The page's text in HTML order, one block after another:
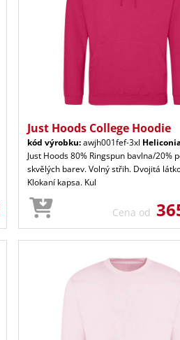
Just Hoods College Hoodie
kód výrobku:awjh001fef-3xl
Just Hoods 80% Ringspun bavlna/20%
skvělých barev. Volný střih. Dvojitá
Klokaní kapsa. Kul
Cena od